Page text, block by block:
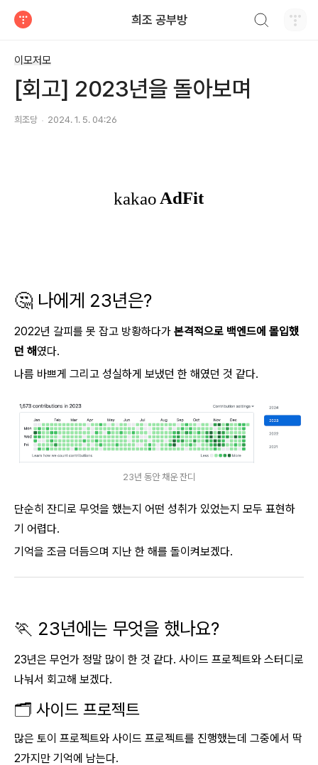
희조 공부방
이모저모
[회고] 2023년을 돌아보며
희조당 2024. 1. 5. 04:26
🤔 나에게 23년은?
2022년 갈피를 못 잡고 방황하다가 본격적으로 백엔드에 몰입했
던 해였다.
나름 바쁘게 그리고 성실하게 보냈던 한 해였던 것 같다.
23년 동안 채운 잔디
단순히 잔디로 무엇을 했는지 어떤 성취가 있었는지 모두 표현하
기 어렵다.
기억을 조금 더듬으며 지난 한 해를 돌이켜보겠다.
🏃 23년에는 무엇을 했나요?
23년은 무언가 정말 많이 한 것 같다. 사이드 프로젝트와 스터디로
나눠서 회고해 보겠다.
🗂️ 사이드 프로젝트
많은 토이 프로젝트와 사이드 프로젝트를 진행했는데 그중에서 딱
2가지만 기억에 남는다.